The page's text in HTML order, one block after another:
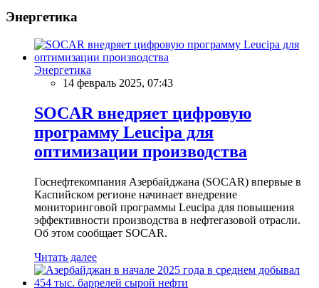
Энергетика
Энергетика
14 февраль 2025, 07:43
SOCAR внедряет цифровую
программу Leucipa для
оптимизации производства
Госнефтекомпания Азербайджана (SOCAR) впервые в
Каспийском регионе начинает внедрение
мониторинговой программы Leucipa для повышения
эффективности производства в нефтегазовой отрасли.
Об этом сообщает SOCAR.
Читать далее